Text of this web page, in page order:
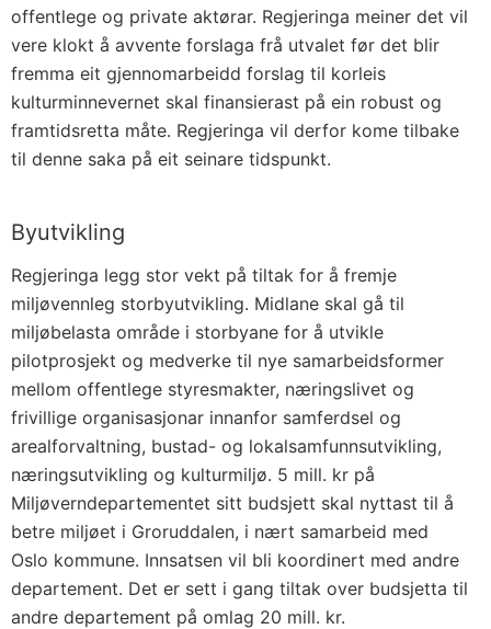
offentlege og private aktørar. Regjeringa meiner det vil
vere klokt å avvente forslaga frå utvalet før det blir
fremma eit gjennomarbeidd forslag til korleis
kulturminnevernet skal finansierast på ein robust og
framtidsretta måte. Regjeringa vil derfor kome tilbake
til denne saka på eit seinare tidspunkt.
Byutvikling
Regjeringa legg stor vekt på tiltak for å fremje
miljøvennleg storbyutvikling. Midlane skal gå til
miljøbelasta område i storbyane for å utvikle
pilotprosjekt og medverke til nye samarbeidsformer
mellom offentlege styresmakter, næringslivet og
frivillige organisasjonar innanfor samferdsel og
arealforvaltning, bustad- og lokalsamfunnsutvikling,
næringsutvikling og kulturmiljø. 5 mill. kr på
Miljøverndepartementet sitt budsjett skal nyttast til å
betre miljøet i Groruddalen, i nært samarbeid med
Oslo kommune. Innsatsen vil bli koordinert med andre
departement. Det er sett i gang tiltak over budsjetta til
andre departement på omlag 20 mill. kr.